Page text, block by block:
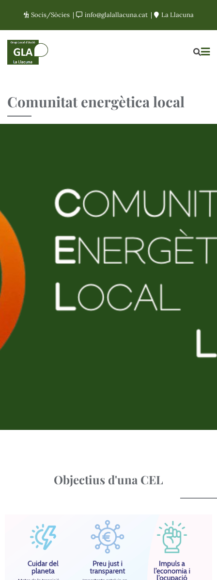
Socis/Sòcies info@glalallacuna.cat La Llacuna
Comunitat energètica local
Objectius d'una CEL